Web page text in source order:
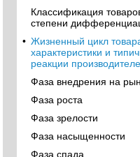
Классификация
степени
• Жизненный цикл
характеристики и
реакции
Фаза внедрения на
Фаза роста
Фаза зрелости
Фаза насыщенности
Фаза спада